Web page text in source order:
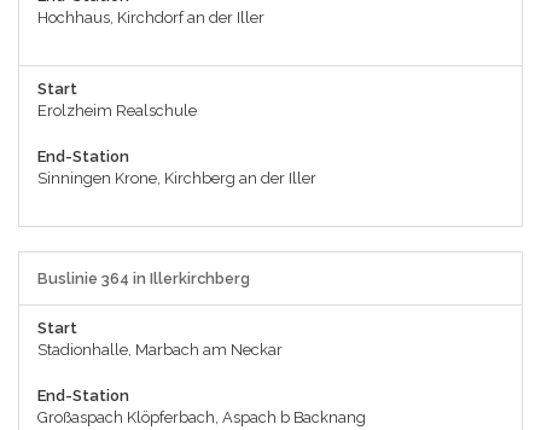
Hochhaus, Kirchdorf an der Iller
Start
Erolzheim Realschule
End-Station
Sinningen Krone, Kirchberg an der Iller
Buslinie 364 in Illerkirchberg
Start
Stadionhalle, Marbach am Neckar
End-Station
Großaspach Klöpferbach, Aspach b Backnang